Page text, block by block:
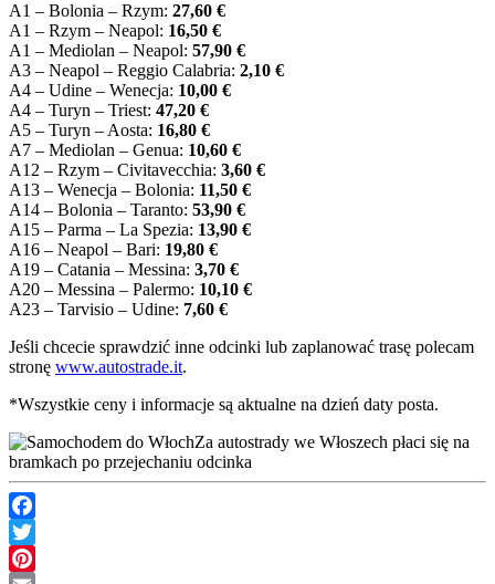
A1 – Bolonia – Rzym: 27,60 €
A1 – Rzym – Neapol: 16,50 €
A1 – Mediolan – Neapol: 57,90 €
A3 – Neapol – Reggio Calabria: 2,10 €
A4 – Udine – Wenecja: 10,00 €
A4 – Turyn – Triest: 47,20 €
A5 – Turyn – Aosta: 16,80 €
A7 – Mediolan – Genua: 10,60 €
A12 – Rzym – Civitavecchia: 3,60 €
A13 – Wenecja – Bolonia: 11,50 €
A14 – Bolonia – Taranto: 53,90 €
A15 – Parma – La Spezia: 13,90 €
A16 – Neapol – Bari: 19,80 €
A19 – Catania – Messina: 3,70 €
A20 – Messina – Palermo: 10,10 €
A23 – Tarvisio – Udine: 7,60 €
Jeśli chcecie sprawdzić inne odcinki lub zaplanować trasę polecam
stronę www.autostrade.it.
*Wszystkie ceny i informacje są aktualne na dzień daty posta.
Za autostrady we Włoszech płaci się na
bramkach po przejechaniu odcinka
Facebook
Twitter